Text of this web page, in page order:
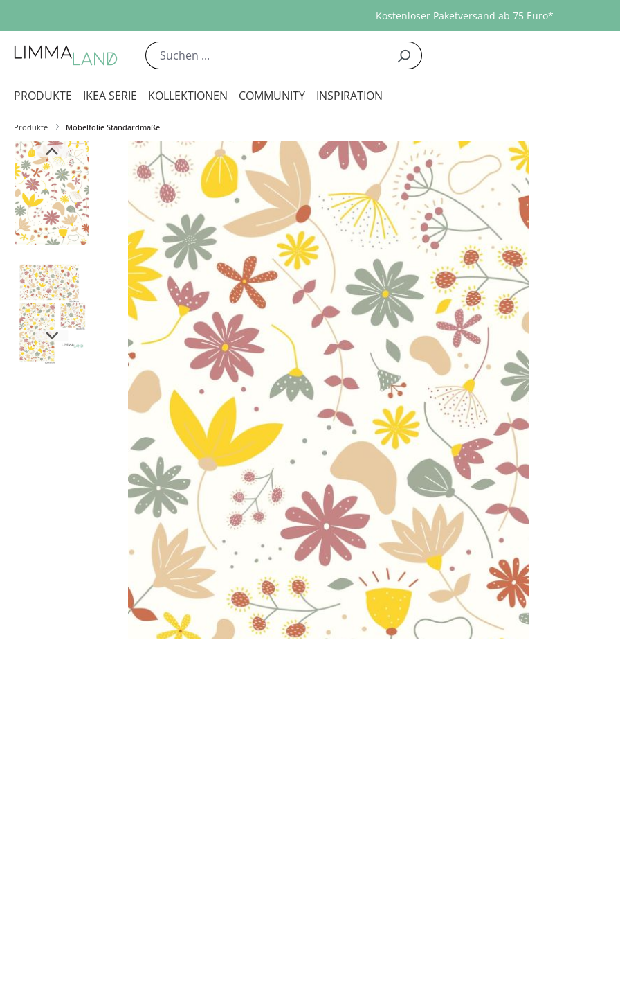
Kostenloser Paketversand ab 75 Euro*
PRODUKTE IKEA SERIE KOLLEKTIONEN COMMUNITY INSPIRATION
Produkte Möbelfolie Standardmaße